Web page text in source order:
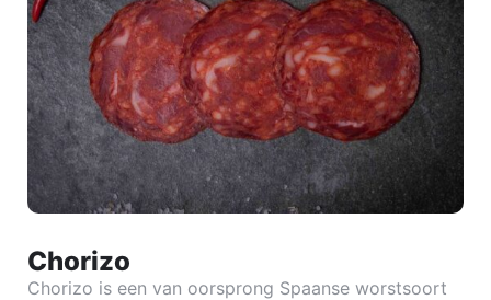
Chorizo
Chorizo is een van oorsprong Spaanse worstsoort